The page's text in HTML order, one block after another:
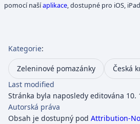
pomocí našíaplikace, dostupné pro iOS,
Kategorie:
Zeleninové pomazánky
Česká
Last modified
Stránka byla naposledy editována 10.
Autorská práva
Obsah je dostupný pod Attribution-